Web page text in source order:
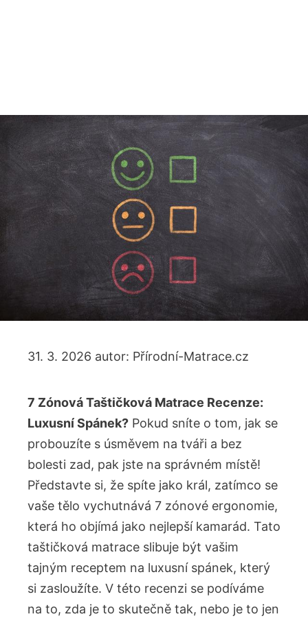
31. 3. 2026 autor: Přírodní-Matrace.cz
7 Zónová Taštičková Matrace Recenze:
Luxusní Spánek? Pokud sníte o tom, jak se
probouzíte s úsměvem na tváři a bez
bolesti zad, pak jste na správném místě!
Představte si, že spíte jako král, zatímco se
vaše tělo vychutnává 7 zónové ergonomie,
která ho objímá jako nejlepší kamarád. Tato
taštičková matrace slibuje být vašim
tajným receptem na luxusní spánek, který
si zasloužíte. V této recenzi se podíváme
na to, zda je to skutečně tak, nebo je to jen